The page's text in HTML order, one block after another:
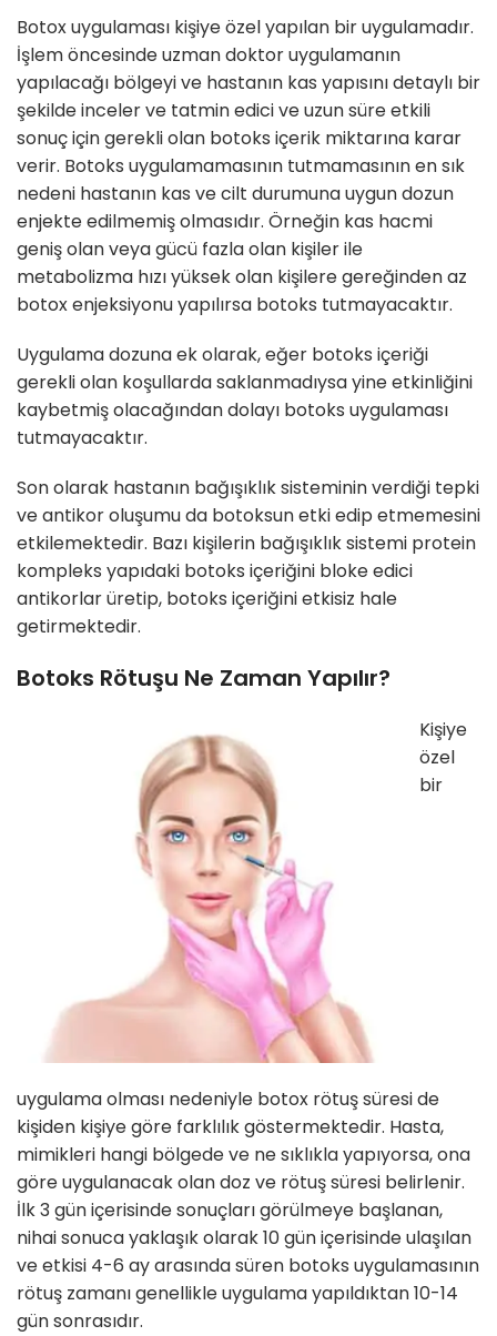
Botox uygulaması kişiye özel yapılan bir uygulamadır.
İşlem öncesinde uzman doktor uygulamanın
yapılacağı bölgeyi ve hastanın kas yapısını detaylı bir
şekilde inceler ve tatmin edici ve uzun süre etkili
sonuç için gerekli olan botoks içerik miktarına karar
verir. Botoks uygulamamasının tutmamasının en sık
nedeni hastanın kas ve cilt durumuna uygun dozun
enjekte edilmemiş olmasıdır. Örneğin kas hacmi
geniş olan veya gücü fazla olan kişiler ile
metabolizma hızı yüksek olan kişilere gereğinden az
botox enjeksiyonu yapılırsa botoks tutmayacaktır.
Uygulama dozuna ek olarak, eğer botoks içeriği
gerekli olan koşullarda saklanmadıysa yine etkinliğini
kaybetmiş olacağından dolayı botoks uygulaması
tutmayacaktır.
Son olarak hastanın bağışıklık sisteminin verdiği tepki
ve antikor oluşumu da botoksun etki edip etmemesini
etkilemektedir. Bazı kişilerin bağışıklık sistemi protein
kompleks yapıdaki botoks içeriğini bloke edici
antikorlar üretip, botoks içeriğini etkisiz hale
getirmektedir.
Botoks Rötuşu Ne Zaman Yapılır?
Kişiye
özel
bir
uygulama olması nedeniyle botox rötuş süresi de
kişiden kişiye göre farklılık göstermektedir. Hasta,
mimikleri hangi bölgede ve ne sıklıkla yapıyorsa, ona
göre uygulanacak olan doz ve rötuş süresi belirlenir.
İlk 3 gün içerisinde sonuçları görülmeye başlanan,
nihai sonuca yaklaşık olarak 10 gün içerisinde ulaşılan
ve etkisi 4-6 ay arasında süren botoks uygulamasının
rötuş zamanı genellikle uygulama yapıldıktan 10-14
gün sonrasıdır.